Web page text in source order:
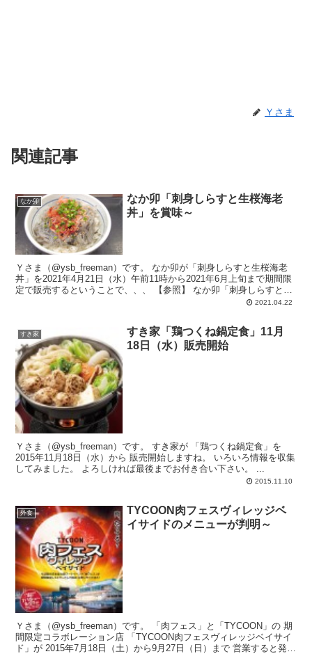
Ｙさま
関連記事
なか卯
なか卯「刺身しらすと生桜海老
丼」を賞味～
Ｙさま（@ysb_freeman）です。 なか卯が「刺身しらすと生桜海老
丼」を2021年4月21日（水）午前11時から2021年6月上旬まで期間限
定で販売するということで、、、 【参照】 なか卯「刺身しらすと生
2021.04.22
すき家
すき家「鶏つくね鍋定食」11月
18日（水）販売開始
Ｙさま（@ysb_freeman）です。 すき家が 「鶏つくね鍋定食」を
2015年11月18日（水）から 販売開始しますね。 いろいろ情報を収集
してみました。 よろしければ最後までお付き合い下さい。 ...
2015.11.10
外食
TYCOON肉フェスヴィレッジベ
イサイドのメニューが判明～
Ｙさま（@ysb_freeman）です。 「肉フェス」と「TYCOON」の 期
間限定コラボレーション店 「TYCOON肉フェスヴィレッジベイサイ
ド」が 2015年7月18日（土）から9月27日（日）まで 営業すると発